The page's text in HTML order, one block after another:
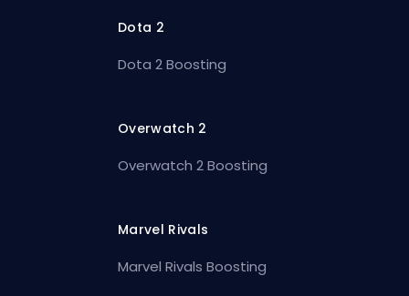
Dota 2
Dota 2 Boosting
Overwatch 2
Overwatch 2 Boosting
Marvel Rivals
Marvel Rivals Boosting